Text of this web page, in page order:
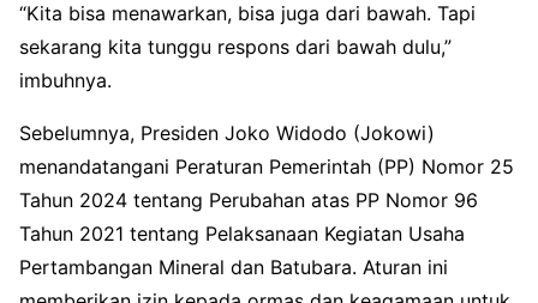
“Kita bisa menawarkan, bisa juga dari bawah. Tapi
sekarang kita tunggu respons dari bawah dulu,”
imbuhnya.
Sebelumnya, Presiden Joko Widodo (Jokowi)
menandatangani Peraturan Pemerintah (PP) Nomor 25
Tahun 2024 tentang Perubahan atas PP Nomor 96
Tahun 2021 tentang Pelaksanaan Kegiatan Usaha
Pertambangan Mineral dan Batubara. Aturan ini